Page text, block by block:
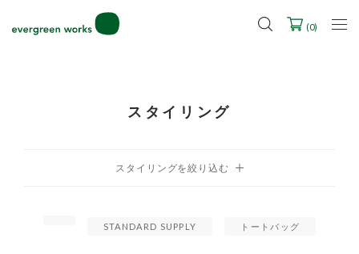
2027年ご入学用ランドセル受注会スケジュール
(0)
スタイリング
STANDARD SUPPLY トートバッグ